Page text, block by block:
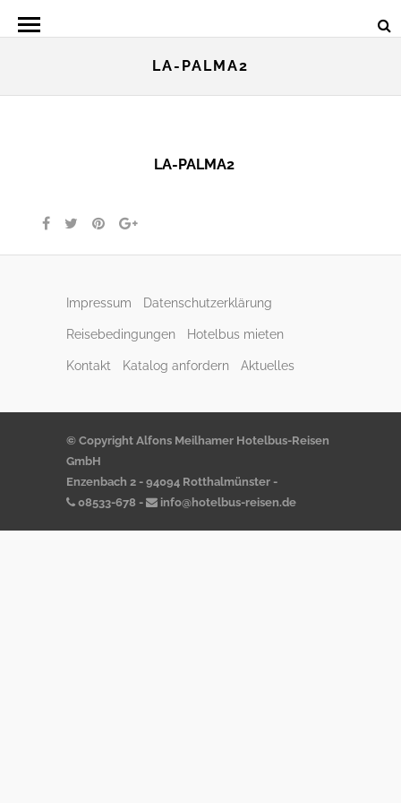
LA-PALMA2
LA-PALMA2
Impressum Datenschutzerklärung
Reisebedingungen Hotelbus mieten
Kontakt Katalog anfordern Aktuelles
© Copyright Alfons Meilhamer Hotelbus-Reisen
GmbH
Enzenbach 2 - 94094 Rotthalmünster -
08533-678 - info@hotelbus-reisen.de